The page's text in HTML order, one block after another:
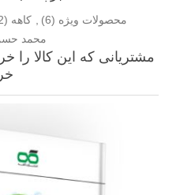
محصولات ویژه (6)
, کاهه (2)
محمد
مشتریانی که این کالا را